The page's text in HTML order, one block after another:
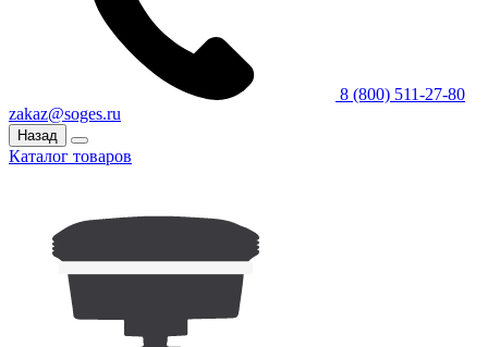
8 (800) 511-27-80
zakaz@soges.ru
Назад
Каталог товаров